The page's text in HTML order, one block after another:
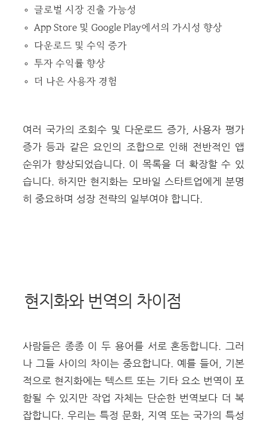
글로벌 시장 진출 가능성
App Store 및 Google Play에서의 가시성 향상
다운로드 및 수익 증가
투자 수익률 향상
더 나은 사용자 경험
여러 국가의 조회수 및 다운로드 증가, 사용자 평가
증가 등과 같은 요인의 조합으로 인해 전반적인 앱
순위가 향상되었습니다. 이 목록을 더 확장할 수 있
습니다. 하지만 현지화는 모바일 스타트업에게 분명
히 중요하며 성장 전략의 일부여야 합니다.
현지화와 번역의 차이점
사람들은 종종 이 두 용어를 서로 혼동합니다. 그러
나 그들 사이의 차이는 중요합니다. 예를 들어, 기본
적으로 현지화에는 텍스트 또는 기타 요소 번역이 포
함될 수 있지만 작업 자체는 단순한 번역보다 더 복
잡합니다. 우리는 특정 문화, 지역 또는 국가의 특성